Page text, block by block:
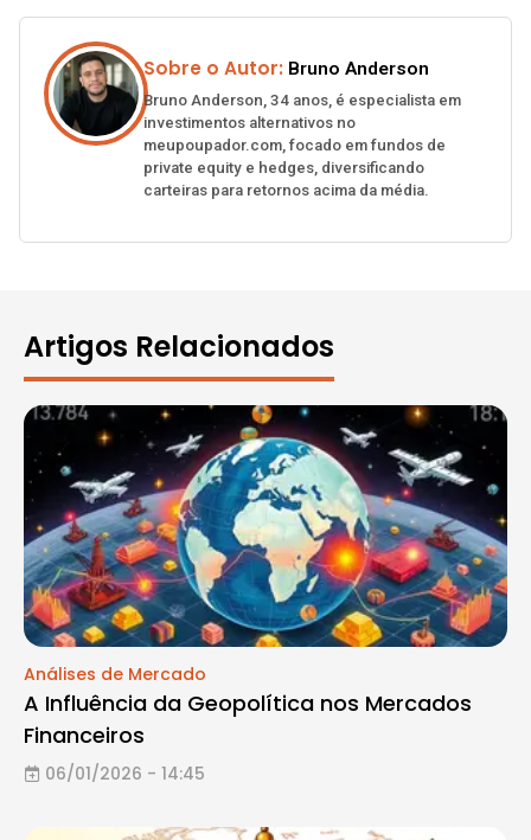
Sobre o Autor: Bruno Anderson
Bruno Anderson, 34 anos, é especialista em
investimentos alternativos no
meupoupador.com, focado em fundos de
private equity e hedges, diversificando
carteiras para retornos acima da média.
Artigos Relacionados
Análises de Mercado
A Influência da Geopolítica nos Mercados
Financeiros
06/01/2026 - 14:45